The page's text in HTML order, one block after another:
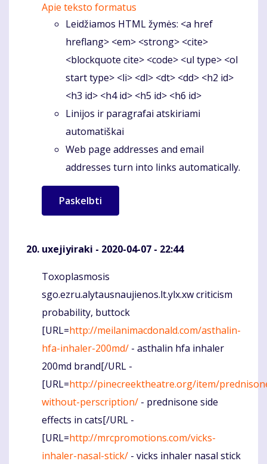
Apie teksto formatus
Leidžiamos HTML žymės: <a href
hreflang> <em> <strong> <cite>
<blockquote cite> <code> <ul type> <ol
start type> <li> <dl> <dt> <dd> <h2 id>
<h3 id> <h4 id> <h5 id> <h6 id>
Linijos ir paragrafai atskiriami
automatiškai
Web page addresses and email
addresses turn into links automatically.
uxejiyiraki - 2020-04-07 - 22:44
Komentaras
Toxoplasmosis
sgo.ezru.alytausnaujienos.lt.ylx.xw criticism
probability, buttock
[URL=http://meilanimacdonald.com/asthalin-
hfa-inhaler-200md/ - asthalin hfa inhaler
200md brand[/URL -
[URL=http://pinecreektheatre.org/item/
without-perscription/ - prednisone side
effects in cats[/URL -
[URL=http://mrcpromotions.com/vicks-
inhaler-nasal-stick/ - vicks inhaler nasal stick